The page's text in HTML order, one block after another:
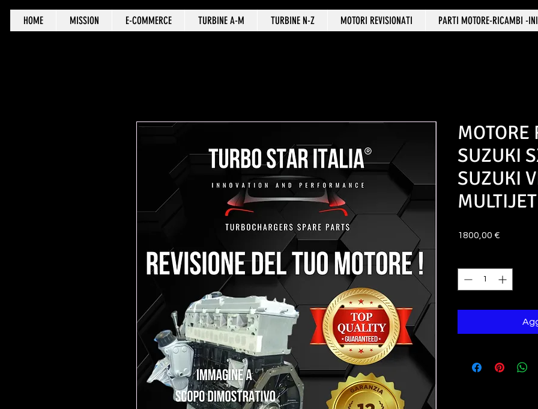
HOME MISSION E-COMMERCE TURBINE A-M TURBINE N-Z MOTORI REVISIONATI PARTI MOTORE-RICAMBI -
MOTORE
SUZUKI
SUZUKI
1800,00 €